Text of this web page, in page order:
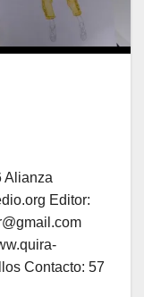
Alianza
Editor:
Contacto: 57